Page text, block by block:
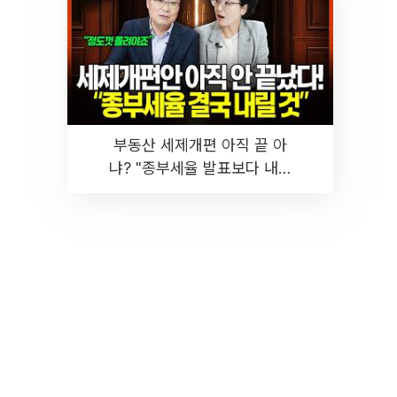
부동산 세제개편 아직 끝 아
냐? "종부세율 발표보다 내릴